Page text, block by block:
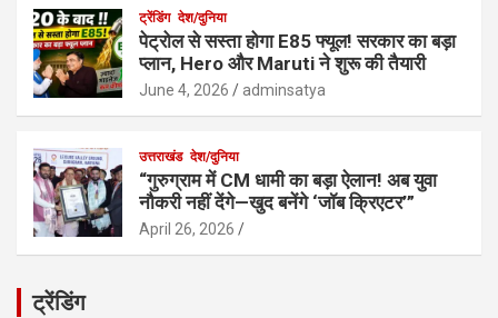
ट्रेंडिंग देश/दुनिया
पेट्रोल से सस्ता होगा E85 फ्यूल! सरकार का बड़ा
प्लान, Hero और Maruti ने शुरू की तैयारी
June 4, 2026 adminsatya
उत्तराखंड देश/दुनिया
“गुरुग्राम में CM धामी का बड़ा ऐलान! अब युवा
नौकरी नहीं देंगे—खुद बनेंगे ‘जॉब क्रिएटर’”
April 26, 2026
ट्रेंडिंग